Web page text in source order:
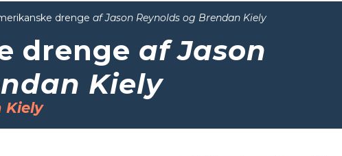
drenge af Jason Reynolds og Brendan Kiely
drenge af Jason
Kiely
Kiely